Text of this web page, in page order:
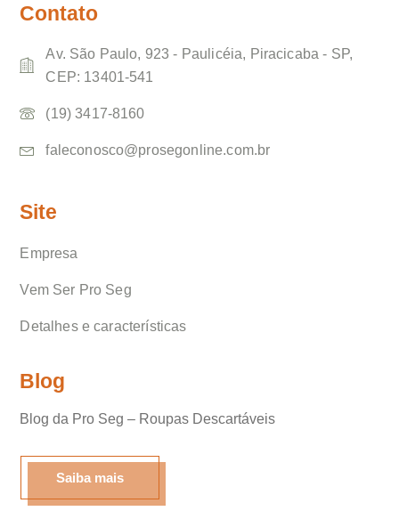
Contato
Av. São Paulo, 923 - Paulicéia, Piracicaba - SP,
CEP: 13401-541
(19) 3417-8160
faleconosco@prosegonline.com.br
Site
Empresa
Vem Ser Pro Seg
Detalhes e características
Blog
Blog da Pro Seg – Roupas Descartáveis
Saiba mais
Olá, insira seus dados para continuar.